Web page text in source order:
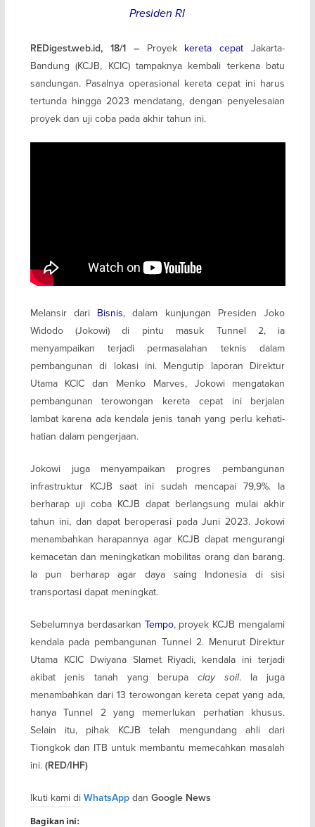
Presiden RI
REDigest.web.id, 18/1 –Proyek kereta cepat Jakarta-
Bandung (KCJB, KCIC) tampaknya kembali terkena batu
sandungan. Pasalnya operasional kereta cepat ini harus
tertunda hingga 2023 mendatang, dengan penyelesaian
proyek dan uji coba pada akhir tahun ini.
Melansir dari Bisnis, dalam kunjungan Presiden Joko
Widodo (Jokowi) di pintu masuk Tunnel 2, ia
menyampaikan terjadi permasalahan teknis dalam
pembangunan di lokasi ini. Mengutip laporan Direktur
Utama KCIC dan Menko Marves, Jokowi mengatakan
pembangunan terowongan kereta cepat ini berjalan
lambat karena ada kendala jenis tanah yang perlu kehati-
hatian dalam pengerjaan.
Jokowi juga menyampaikan progres pembangunan
infrastruktur KCJB saat ini sudah mencapai 79,9%. Ia
berharap uji coba KCJB dapat berlangsung mulai akhir
tahun ini, dan dapat beroperasi pada Juni 2023. Jokowi
menambahkan harapannya agar KCJB dapat mengurangi
kemacetan dan meningkatkan mobilitas orang dan barang.
Ia pun berharap agar daya saing Indonesia di sisi
transportasi dapat meningkat.
Sebelumnya berdasarkan Tempo, proyek KCJB mengalami
kendala pada pembangunan Tunnel 2. Menurut Direktur
Utama KCIC Dwiyana Slamet Riyadi, kendala ini terjadi
akibat jenis tanah yang berupaclay soil. Ia juga
menambahkan dari 13 terowongan kereta cepat yang ada,
hanya Tunnel 2 yang memerlukan perhatian khusus.
Selain itu, pihak KCJB telah mengundang ahli dari
Tiongkok dan ITB untuk membantu memecahkan masalah
ini. (RED/IHF)
Ikuti kami di WhatsAppdan Google News
Bagikan ini: